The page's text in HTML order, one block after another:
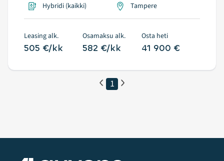
Hybridi (kaikki)
Tampere
Leasing alk.
505 €/kk
Osamaksu alk.
582 €/kk
Osta heti
41 900 €
1